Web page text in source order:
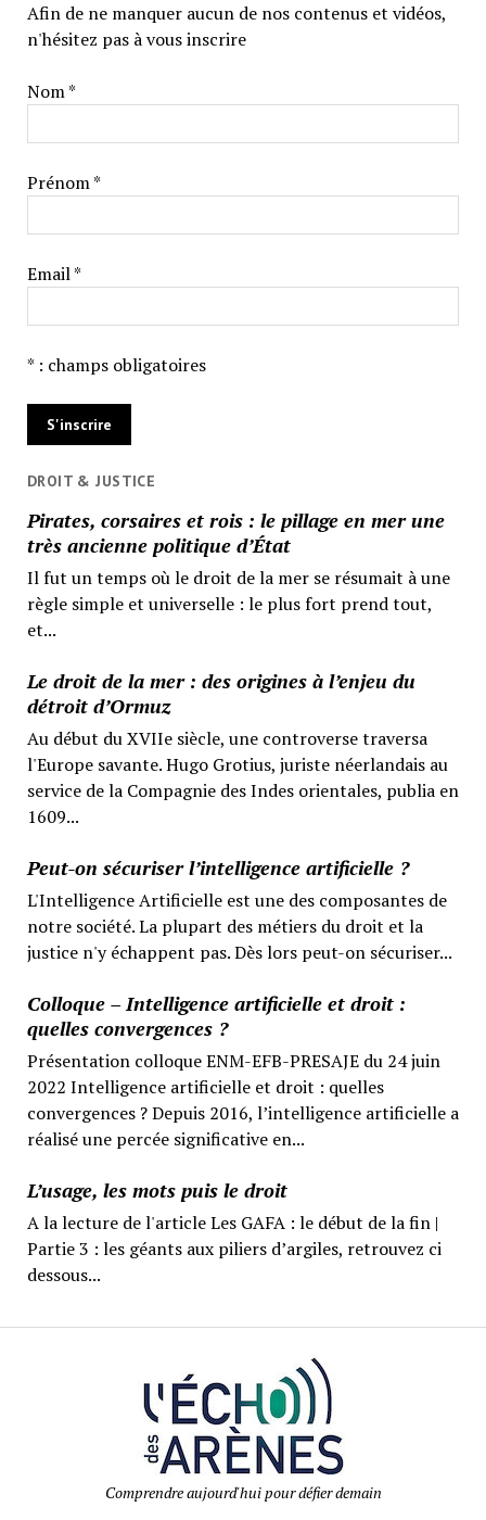
Afin de ne manquer aucun de nos contenus et vidéos,
n'hésitez pas à vous inscrire
Nom *
Prénom *
Email *
* : champs obligatoires
DROIT & JUSTICE
Pirates, corsaires et rois : le pillage en mer une
très ancienne politique d’État
Il fut un temps où le droit de la mer se résumait à une
règle simple et universelle : le plus fort prend tout,
et...
Le droit de la mer : des origines à l’enjeu du
détroit d’Ormuz
Au début du XVIIe siècle, une controverse traversa
l'Europe savante. Hugo Grotius, juriste néerlandais au
service de la Compagnie des Indes orientales, publia en
1609...
Peut-on sécuriser l’intelligence artificielle ?
L'Intelligence Artificielle est une des composantes de
notre société. La plupart des métiers du droit et la
justice n'y échappent pas. Dès lors peut-on sécuriser...
Colloque – Intelligence artificielle et droit :
quelles convergences ?
Présentation colloque ENM-EFB-PRESAJE du 24 juin
2022 Intelligence artificielle et droit : quelles
convergences ? Depuis 2016, l’intelligence artificielle a
réalisé une percée significative en...
L’usage, les mots puis le droit
A la lecture de l'article Les GAFA : le début de la fin |
Partie 3 : les géants aux piliers d’argiles, retrouvez ci
dessous...
Comprendre aujourd'hui pour défier demain